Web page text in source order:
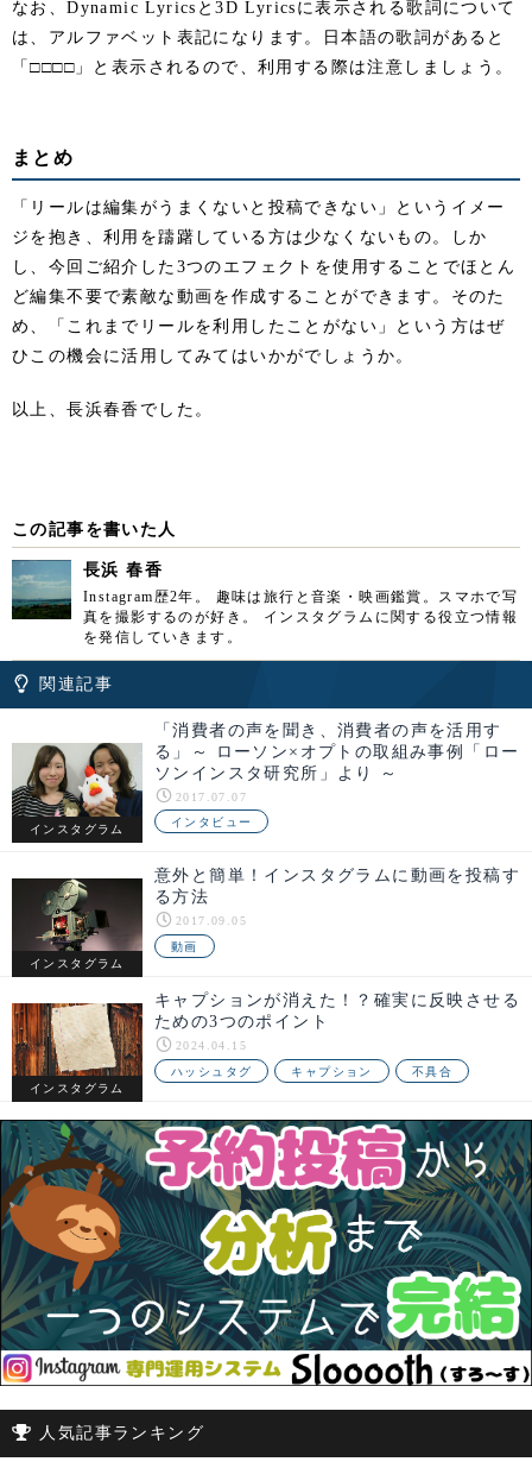
なお、Dynamic Lyricsと3D Lyricsに表示される歌詞について
は、アルファベット表記になります。日本語の歌詞があると
「□□□□」と表示されるので、利用する際は注意しましょう。
まとめ
「リールは編集がうまくないと投稿できない」というイメー
ジを抱き、利用を躊躇している方は少なくないもの。しか
し、今回ご紹介した3つのエフェクトを使用することでほとん
ど編集不要で素敵な動画を作成することができます。そのた
め、「これまでリールを利用したことがない」という方はぜ
ひこの機会に活用してみてはいかがでしょうか。
以上、長浜春香でした。
この記事を書いた人
長浜 春香
Instagram歴2年。 趣味は旅行と音楽・映画鑑賞。スマホで写
真を撮影するのが好き。 インスタグラムに関する役立つ情報
を発信していきます。
関連記事
インスタグラム
「消費者の声を聞き、消費者の声を活用す
る」～ ローソン×オプトの取組み事例「ロー
ソンインスタ研究所」より ～
2017.07.07
インタビュー
インスタグラム
意外と簡単！インスタグラムに動画を投稿す
る方法
2017.09.05
動画
インスタグラム
キャプションが消えた！？確実に反映させる
ための3つのポイント
2024.04.15
ハッシュタグ
キャプション 不具合
人気記事ランキング